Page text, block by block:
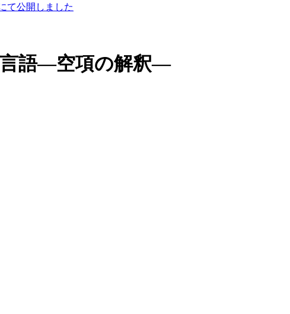
て公開しました
言語―空項の解釈―